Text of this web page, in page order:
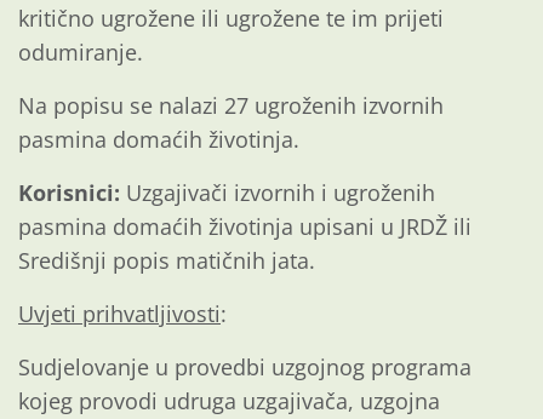
kritično ugrožene ili ugrožene te im prijeti
odumiranje.
Na popisu se nalazi 27 ugroženih izvornih
pasmina domaćih životinja.
Korisnici: Uzgajivači izvornih i ugroženih
pasmina domaćih životinja upisani u JRDŽ ili
Središnji popis matičnih jata.
Uvjeti prihvatljivosti:
Sudjelovanje u provedbi uzgojnog programa
kojeg provodi udruga uzgajivača, uzgojna